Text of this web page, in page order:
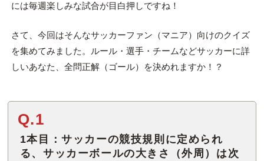
には毎週楽しみな試合が目白押しですね！
さて、今回はそんなサッカーファン（マニア）向けのクイズ
を集めてみました。ルール・選手・チームなどサッカーに詳
しいあなた、全問正解（ゴール）を決めれますか！？
Q.1
1本目：サッカーの競技規則に定められ
る、サッカーボールの大きさ（外周）は次